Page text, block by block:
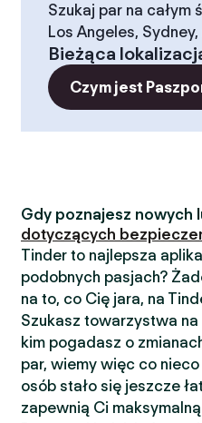
Szukaj par na całym
Los Angeles,
Bieżąca
Czym jest
Gdy poznajesz nowych
dotyczących
Tinder to najlepsza
podobnych pasjach?
na to, co Cię jara, na
Szukasz towarzystwa
kim pogadasz o
par, wiemy więc co
osób stało się jeszcze
zapewnią Ci